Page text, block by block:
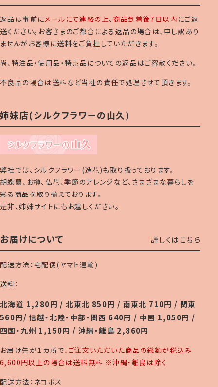
返品は事前にメールにて連絡の上、 商品到着後7日以内 にご返
送ください。お客さまのご都合による返品の場合は、申し訳あり
ませんがお客様に送料をご負担していただきます。
尚、特注品・使用品・特売品についての返品はご容赦ください。
不良品の場合は送料など当社の責任で処理させて頂きます。
姉妹店(シルクフラワーの山久)
弊社では、シルクフラワー(造花)も取り扱っております。
胡蝶蘭、お榊、仏花、季節のアレンジなど、さまざまな暮らしを
彩る商品を取り揃えております。
是非、姉妹サイトにもお越しください。
お届けについて 詳しくはこちら
配送方法：宅配便(ヤマト運輸)
送料：
北海道 1,280円 / 北東北 850円 / 南東北 710円 / 関東
560円/ 信越・北陸・中部・関西 640円 / 中国 1,050円 /
四国・九州 1,150円 / 沖縄・離島 2,860円
お届け先が１カ所で、ご注文いただいた商品の総額が税込み
6,600円以上の場合は送料無料 ※沖縄・離島は除く
配送方法：ネコポス